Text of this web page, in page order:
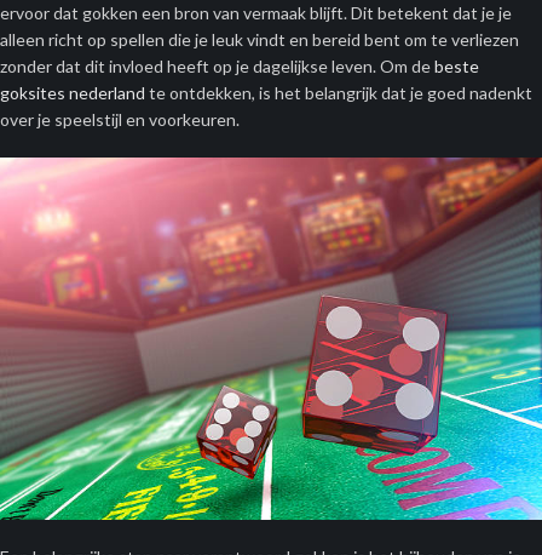
ervoor dat gokken een bron van vermaak blijft. Dit betekent dat je je
alleen richt op spellen die je leuk vindt en bereid bent om te verliezen
zonder dat dit invloed heeft op je dagelijkse leven. Om debeste
goksites nederland te ontdekken, is het belangrijk dat je goed nadenkt
over je speelstijl en voorkeuren.